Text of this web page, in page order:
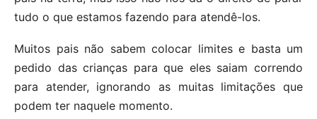
tudo o que estamos fazendo para atendê-los.
Muitos pais não sabem colocar limites e basta um
pedido das crianças para que eles saiam correndo
para atender, ignorando as muitas limitações que
podem ter naquele momento.